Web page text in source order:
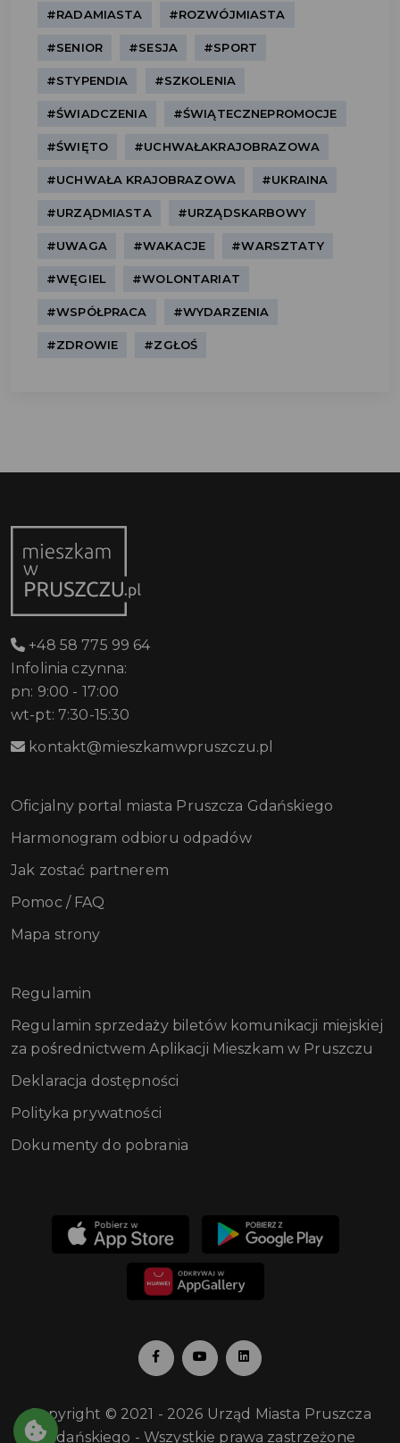
#RADAMIASTA #ROZWÓJMIASTA
#SENIOR #SESJA #SPORT
#STYPENDIA #SZKOLENIA
#ŚWIADCZENIA #ŚWIĄTECZNEPROMOCJE
#ŚWIĘTO #UCHWAŁAKRAJOBRAZOWA
#UCHWAŁA KRAJOBRAZOWA #UKRAINA
#URZĄDMIASTA #URZĄDSKARBOWY
#UWAGA #WAKACJE #WARSZTATY
#WĘGIEL #WOLONTARIAT
#WSPÓŁPRACA #WYDARZENIA
#ZDROWIE #ZGŁOŚ
+48 58 775 99 64
Infolinia czynna:
pn: 9:00 - 17:00
wt-pt: 7:30-15:30
kontakt@mieszkamwpruszczu.pl
Oficjalny portal miasta Pruszcza Gdańskiego
Harmonogram odbioru odpadów
Jak zostać partnerem
Pomoc / FAQ
Mapa strony
Regulamin
Regulamin sprzedaży biletów komunikacji miejskiej
za pośrednictwem Aplikacji Mieszkam w Pruszczu
Deklaracja dostępności
Polityka prywatności
Dokumenty do pobrania
Copyright © 2021 - 2026 Urząd Miasta Pruszcza
Gdańskiego - Wszystkie prawa zastrzeżone